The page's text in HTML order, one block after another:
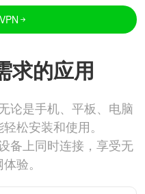
求的应用
论是手机、平板、电脑
松安装和使用。
备上同时连接，享受无
验。